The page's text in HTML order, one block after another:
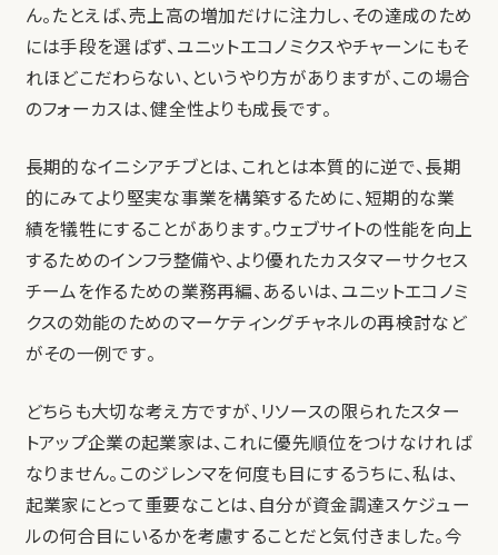
ん。たとえば、売上高の増加だけに注力し、その達成のため
には手段を選ばず、ユニットエコノミクスやチャーンにもそ
れほどこだわらない、というやり方がありますが、この場合
のフォーカスは、健全性よりも成長です。
長期的なイニシアチブとは、これとは本質的に逆で、長期
的にみてより堅実な事業を構築するために、短期的な業
績を犠牲にすることがあります。ウェブサイトの性能を向上
するためのインフラ整備や、より優れたカスタマーサクセス
チームを作るための業務再編、あるいは、ユニットエコノミ
クスの効能のためのマーケティングチャネルの再検討など
がその一例です。
どちらも大切な考え方ですが、リソースの限られたスター
トアップ企業の起業家は、これに優先順位をつけなければ
なりません。このジレンマを何度も目にするうちに、私は、
起業家にとって重要なことは、自分が資金調達スケジュー
ルの何合目にいるかを考慮することだと気付きました。今